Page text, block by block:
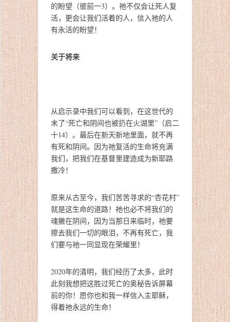
的盼望（彼前一3）。祂不仅会让死人复
活，更会让我们活着的人，信入祂的人
有永活的盼望！
关于将来
从启示录中我们可以看到，在这世代的
末了“死亡和阴间也被扔在火湖里”（启二
十14）。最后在新天新地里面，就不再
有死和阴间。因为祂复活的生命将充满
我们，把我们在基督里建造成为新耶路
撒冷！
原来从古至今，我们苦苦寻求的“杏花村”
就是这生命的道路！祂也必不将我们的
魂撇在阴间，因为当那日来临时，祂要
擦去我们一切的眼泪，不再有死亡，我
们要与祂一同显现在荣耀里！
2020年的清明，我们经历了太多，此时
此刻我想把这胜过死亡的奥秘告诉屏幕
前的你！愿你也和我一样信入主耶稣，
得着祂永远的生命！